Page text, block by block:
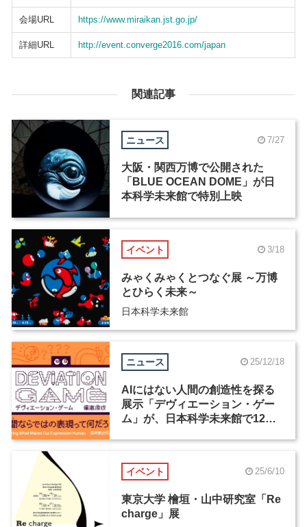
会場URL https://www.miraikan.jst.go.jp/
詳細URL http://event.converge2016.com/japan
関連記事
ニュース 7/27
大阪・関西万博で公開された
「BLUE OCEAN DOME」が日
本科学未来館で特別上映
イベント 3/18
みゃくみゃくとつなぐ展 ～万博
とひらく未来～
日本科学未来館
ニュース 25/12/18
AIにはない人間の創造性を探る
展示「デヴィエーション・ゲー
ム」が、日本科学未来館で12月
イベント 25/6/10
東京大学 檜垣・山中研究室「Re
charge」展